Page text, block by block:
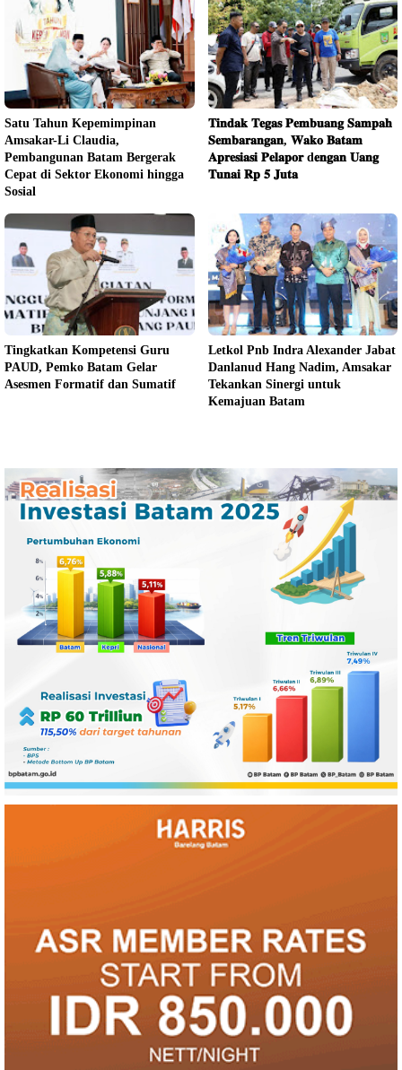
Satu Tahun Kepemimpinan
Amsakar-Li Claudia,
Pembangunan Batam Bergerak
Cepat di Sektor Ekonomi hingga
Sosial
𝐓𝐢𝐧𝐝𝐚𝐤 𝐓𝐞𝐠𝐚𝐬 𝐏𝐞𝐦𝐛𝐮𝐚𝐧𝐠 𝐒𝐚𝐦𝐩𝐚𝐡
𝐒𝐞𝐦𝐛𝐚𝐫𝐚𝐧𝐠𝐚𝐧, 𝐖𝐚𝐤𝐨 𝐁𝐚𝐭𝐚𝐦
𝐀𝐩𝐫𝐞𝐬𝐢𝐚𝐬𝐢 𝐏𝐞𝐥𝐚𝐩𝐨𝐫 d𝐞𝐧𝐠𝐚𝐧 𝐔𝐚𝐧𝐠
𝐓𝐮𝐧𝐚𝐢 𝐑𝐩 𝟓 𝐉𝐮𝐭𝐚
Tingkatkan Kompetensi Guru
PAUD, Pemko Batam Gelar
Asesmen Formatif dan Sumatif
Letkol Pnb Indra Alexander Jabat
Danlanud Hang Nadim, Amsakar
Tekankan Sinergi untuk
Kemajuan Batam